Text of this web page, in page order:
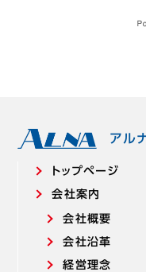
アル
トップページ
会社案内
会社概要
会社沿革
経営理念